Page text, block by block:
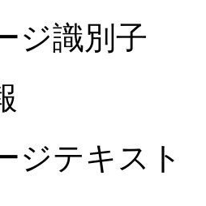
ジ識別子
ジテキスト